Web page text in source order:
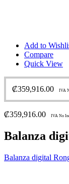
Add to
Compare
Quick View
₡359,916.00 IVA
₡359,916.00 IVA No
Balanza
Balanza digital